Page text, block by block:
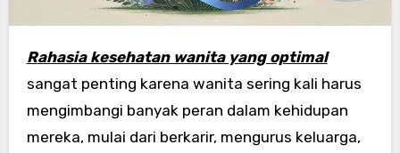
Rahasia kesehatan wanita yang optimal
sangat penting karena wanita sering kali harus
mengimbangi banyak peran dalam kehidupan
mereka, mulai dari berkarir, mengurus keluarga,